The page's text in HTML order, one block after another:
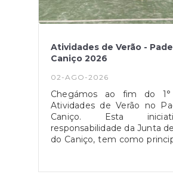
Atividades de Verão -
Caniço 2026
02-AGO-2026
Chegámos ao fim do
Atividades de Verão no
Caniço. Esta
responsabilidade da Junta
do Caniço, tem como
oferecer à comunidade
tempos livres na